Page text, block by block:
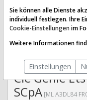
SCORING SYSTEMS:
Qualitäts-Check
geeignet?
Cie Génle
SCpA [ML A3DL84
Sie können alle Dienste
individuell festlegen. Ihre
Cookie-Einstellungen im
Weitere Informationen
Einstellungen